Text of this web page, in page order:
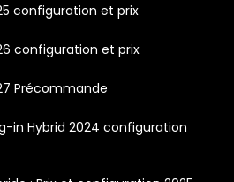
configuration et prix
configuration et prix
Précommande
in Hybrid 2024 configuration